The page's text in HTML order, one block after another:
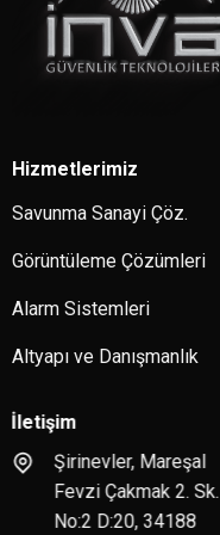
Hizmetlerimiz
Savunma Sanayi Çöz.
Görüntüleme Çözümleri
Alarm Sistemleri
Altyapı ve Danışmanlık
İletişim
Şirinevler, Mareşal
Fevzi Çakmak 2. Sk.
No:2 D:20, 34188